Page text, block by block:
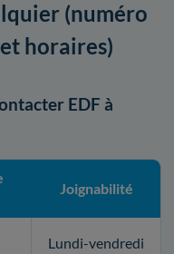
(numéro
horaires)
EDF à
Joignabilité
Lundi-vendredi